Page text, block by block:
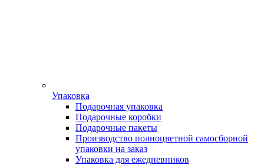
Упаковка
Подарочная упаковка
Подарочные коробки
Подарочные пакеты
Производство полноцветной самосборной
упаковки на заказ
Упаковка для ежедневников